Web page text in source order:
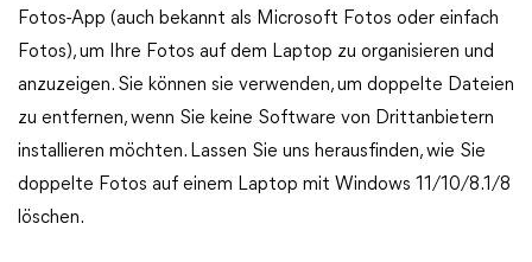
Fotos-App (auch bekannt als Microsoft Fotos oder einfach
Fotos), um Ihre Fotos auf dem Laptop zu organisieren und
anzuzeigen. Sie können sie verwenden, um doppelte Dateien
zu entfernen, wenn Sie keine Software von Drittanbietern
installieren möchten. Lassen Sie uns herausfinden, wie Sie
doppelte Fotos auf einem Laptop mit Windows 11/10/8.1/8
löschen.